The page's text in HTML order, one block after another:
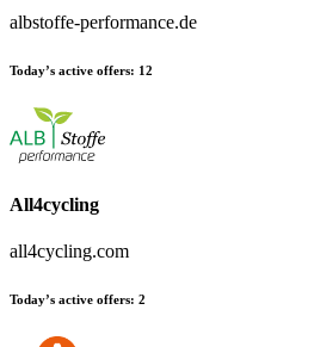
albstoffe-performance.de
Today’s active offers: 12
All4cycling
all4cycling.com
Today’s active offers: 2